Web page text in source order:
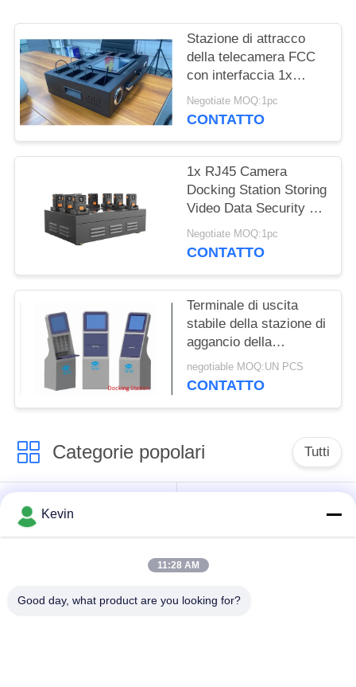
CHIEDI UN
PREVENTIVO
MAPPA
DEL
SITO
POLITICA
SULLA
Stazione di attracco
della telecamera FCC
con interfaccia 1x
RJ45 1xUSB 3.0
Negotiate MOQ:1pc
CONTATTO
1x RJ45 Camera
Docking Station Storing
Video Data Security On
Body Camera
Recorders
Negotiate MOQ:1pc
CONTATTO
Terminale di uscita
stabile della stazione di
aggancio della
macchina fotografica
con la propria doppia
negotiable MOQ:UN PCS
CONTATTO
Categorie popolari Tutti
Sorvegli le macchine
fotografiche
consumate
della polizia
consumata del corpo
del casco di
Kevin
11:28 AM
Good day, what product are you looking for?